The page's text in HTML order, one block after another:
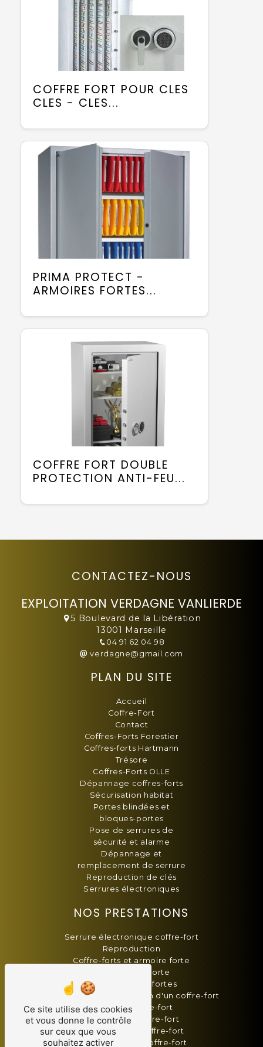
COFFRE FORT POUR CLES
CLES - CLES...
PRIMA PROTECT -
ARMOIRES FORTES...
COFFRE FORT DOUBLE
PROTECTION ANTI-FEU...
CONTACTEZ-NOUS
EXPLOITATION VERDAGNE VANLIERDE
5 Boulevard de la Libération
13001 Marseille
04 91 62 04 98
verdagne@gmail.com
PLAN DU SITE
Accueil
Coffre-Fort
Contact
Coffres-Forts Forestier
Coffres-forts Hartmann
Trésore
Coffres-Forts OLLE
Dépannage coffres-forts
Sécurisation habitat
Portes blindées et
bloques-portes
Pose de serrures de
sécurité et alarme
Dépannage et
remplacement de serrure
Reproduction de clés
Serrures électroniques
NOS PRESTATIONS
Serrure électronique coffre-fort
Reproduction
Coffre-forts et armoire forte
Blindage de porte
Vente armoires fortes
Changement combinaison d'un coffre-fort
Serrurier coffre-fort
Dépannage coffre-fort
Double de clé coffre-fort
Sécurisation de coffre-fort
Ce site utilise des cookies
et vous donne le contrôle
sur ceux que vous
souhaitez activer